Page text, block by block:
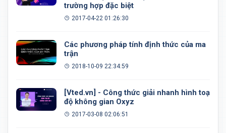
trường hợp đặc biệt
2017-04-22 01:26:30
Các phương pháp tính định thức của ma
trận
2018-10-09 22:34:59
[Vted.vn] - Công thức giải nhanh hình toạ
độ không gian Oxyz
2017-03-08 02:06:51